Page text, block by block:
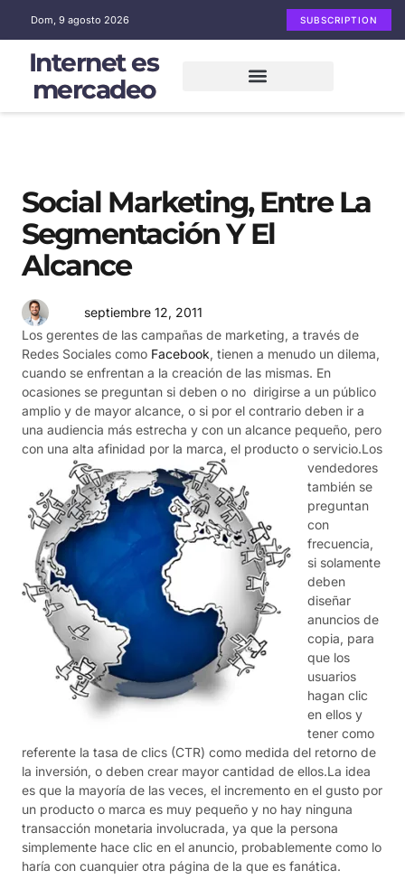
Dom, 9 agosto 2026 SUBSCRIPTION
Internet es
mercadeo
Social Marketing, Entre La
Segmentación Y El
Alcance
septiembre 12, 2011
Los gerentes de las campañas de marketing, a través de
Redes Sociales como Facebook, tienen a menudo un dilema,
cuando se enfrentan a la creación de las mismas. En
ocasiones se preguntan si deben o no dirigirse a un público
amplio y de mayor alcance, o si por el contrario deben ir a
una audiencia más estrecha y con un alcance pequeño, pero
con una alta afinidad por la marca, el producto o servicio.Los
vendedores
también se
preguntan
con
frecuencia,
si solamente
deben
diseñar
anuncios de
copia, para
que los
usuarios
hagan clic
en ellos y
tener como
referente la tasa de clics (CTR) como medida del retorno de
la inversión, o deben crear mayor cantidad de ellos.La idea
es que la mayoría de las veces, el incremento en el gusto por
un producto o marca es muy pequeño y no hay ninguna
transacción monetaria involucrada, ya que la persona
simplemente hace clic en el anuncio, probablemente como lo
haría con cuanquier otra página de la que es fanática.